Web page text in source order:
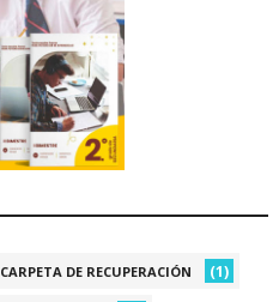
CARPETA DE RECUPERACIÓN (1)